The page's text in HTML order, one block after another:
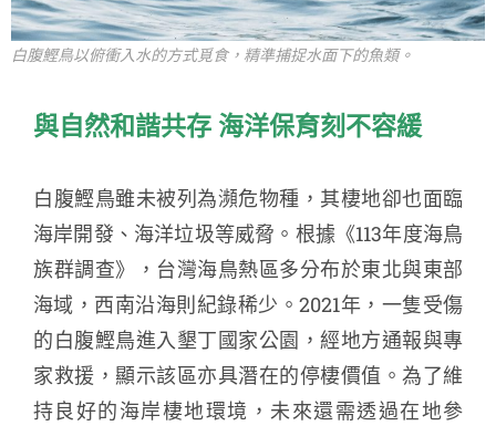
白腹鰹鳥以俯衝入水的方式覓食，精準捕捉水面下的魚類。
與自然和諧共存 海洋保育刻不容緩
白腹鰹鳥雖未被列為瀕危物種， 其棲地卻也面臨
海岸開發、 海洋垃圾等威脅。 根據《113年度海鳥
族群調查》， 台灣海鳥熱區多分布於東北與東部
海域， 西南沿海則紀錄稀少。2021年， 一隻受傷
的白腹鰹鳥進入墾丁國家公園， 經地方通報與專
家救援， 顯示該區亦具潛在的停棲價值。 為了維
持良好的海岸棲地環境，未來還需透過在地參